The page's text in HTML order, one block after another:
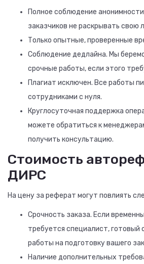
Полное соблюдение
заказчиков не раскрывать свою
Только опытные, проверенные
Соблюдение дедлайна. Мы
срочные работы, если этого
Плагиат исключен. Все работы
сотрудниками с нуля.
Круглосуточная поддержка
можете обратиться к
получить консультацию.
Стоимость
ДИРС
На цену за реферат могут повлиять
Срочность заказа. Если
требуется специалист, готовый
работы на подготовку вашего
Наличие дополнительных